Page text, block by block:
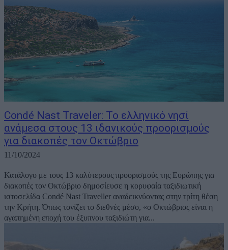
Condé Nast Traveler: Το ελληνικό νησί
ανάμεσα στους 13 ιδανικούς προορισμούς
για διακοπές τον Οκτώβριο
11/10/2024
Κατάλογο με τους 13 καλύτερους προορισμούς της Ευρώπης για
διακοπές τον Οκτώβριο δημοσίευσε η κορυφαία ταξιδιωτική
ιστοσελίδα Condé Nast Traveller αναδεικνύοντας στην τρίτη θέση
την Κρήτη. Όπως τονίζει το διεθνές μέσο, «ο Οκτώβριος είναι η
αγαπημένη εποχή του έξυπνου ταξιδιώτη για...